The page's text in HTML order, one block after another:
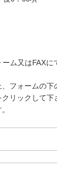
ム又はFAXに
フォームの下
リックして下